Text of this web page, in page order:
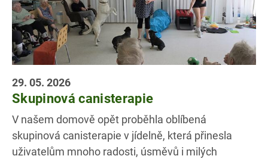
29. 05. 2026
Skupinová canisterapie
V našem domově opět proběhla oblíbená
skupinová canisterapie v jídelně, která přinesla
uživatelům mnoho radosti, úsměvů i milých